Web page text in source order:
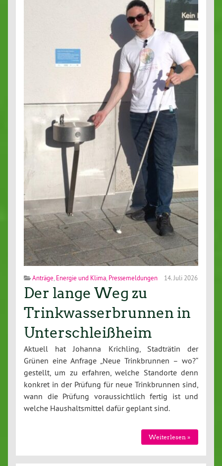
Anträge Energie und Klima Pressemeldungen 14. Juli 2026
Der lange Weg zu
Trinkwasserbrunnen in
Unterschleißheim
Aktuell hat Johanna Krichling, Stadträtin der
Grünen eine Anfrage „Neue Trinkbrunnen – wo?“
gestellt, um zu erfahren, welche Standorte denn
konkret in der Prüfung für neue Trinkbrunnen sind,
wann die Prüfung voraussichtlich fertig ist und
welche Haushaltsmittel dafür geplant sind.
Weiterlesen »